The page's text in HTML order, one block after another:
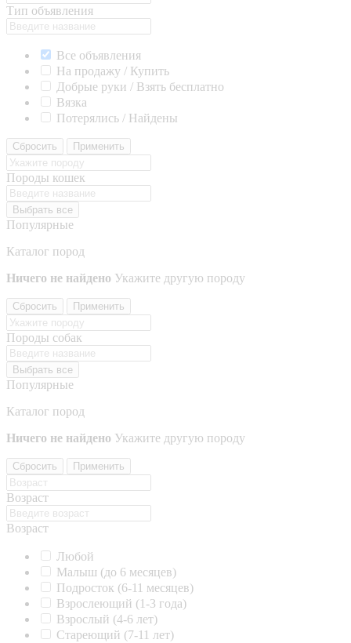
Тип объявления
Все объявления
На продажу / Купить
Добрые руки / Взять бесплатно
Вязка
Потерялись / Найдены
Сбросить Применить
Породы кошек
Выбрать все
Популярные
Каталог пород
Ничего не найдено Укажите другую породу
Сбросить Применить
Породы собак
Выбрать все
Популярные
Каталог пород
Ничего не найдено Укажите другую породу
Сбросить Применить
Возраст
Возраст
Любой
Малыш (до 6 месяцев)
Подросток (6-11 месяцев)
Взрослеющий (1-3 года)
Взрослый (4-6 лет)
Стареющий (7-11 лет)